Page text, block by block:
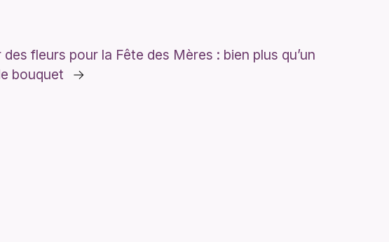
des fleurs pour la Fête des Mères : bien plus qu’un
bouquet
→